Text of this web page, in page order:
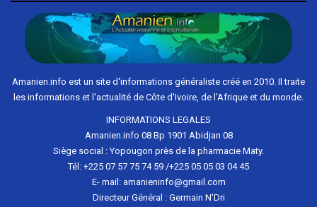
Amanien.info est un site d'informations généraliste créé en 2010. Il traite
les informations et l'actualité de Côte d'Ivoire, de l'Afrique et du monde.
INFORMATIONS LEGALES
Amanien.info 08 Bp 1901 Abidjan 08
Siège social : Yopougon près de la pharmacie Maty.
Tél: +225 07 57 75 74 59 /+225 05 05 03 04 45
E- mail: amanieninfo@gmail.com
Directeur Général : Germain N'Dri